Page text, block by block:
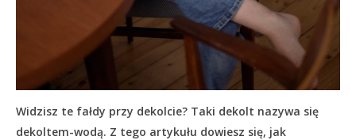
Widzisz te fałdy przy dekolcie? Taki dekolt nazywa się
dekoltem-wodą. Z tego artykułu dowiesz się, jak